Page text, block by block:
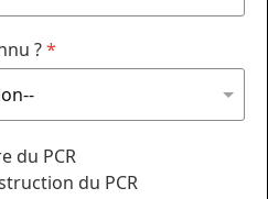
?*
du PCR
du PCR